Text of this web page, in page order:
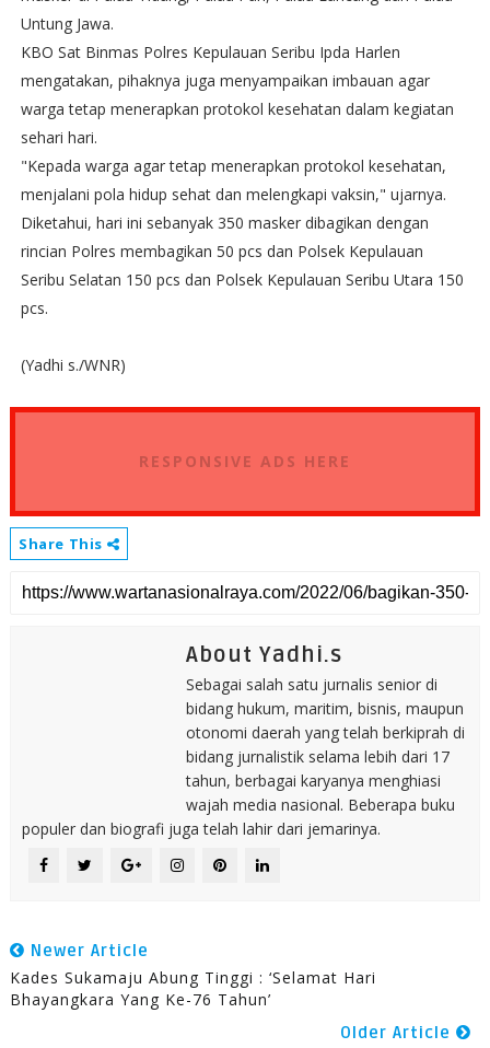
Untung Jawa.
KBO Sat Binmas Polres Kepulauan Seribu Ipda Harlen
mengatakan, pihaknya juga menyampaikan imbauan agar
warga tetap menerapkan protokol kesehatan dalam kegiatan
sehari hari.
"Kepada warga agar tetap menerapkan protokol kesehatan,
menjalani pola hidup sehat dan melengkapi vaksin," ujarnya.
Diketahui, hari ini sebanyak 350 masker dibagikan dengan
rincian Polres membagikan 50 pcs dan Polsek Kepulauan
Seribu Selatan 150 pcs dan Polsek Kepulauan Seribu Utara 150
pcs.
(Yadhi s./WNR)
RESPONSIVE ADS HERE
Share This
About Yadhi.s
Sebagai salah satu jurnalis senior di
bidang hukum, maritim, bisnis, maupun
otonomi daerah yang telah berkiprah di
bidang jurnalistik selama lebih dari 17
tahun, berbagai karyanya menghiasi
wajah media nasional. Beberapa buku
populer dan biografi juga telah lahir dari jemarinya.
Newer Article
Kades Sukamaju Abung Tinggi : ‘Selamat Hari
Bhayangkara Yang Ke-76 Tahun’
Older Article